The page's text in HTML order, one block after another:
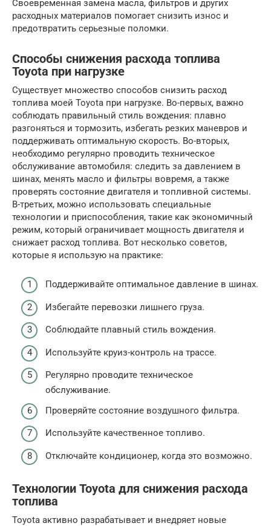
Своевременная замена масла, фильтров и других
расходных материалов помогает снизить износ и
предотвратить серьезные поломки.
Способы снижения расхода топлива
Toyota при нагрузке
Существует множество способов снизить расход
топлива моей Toyota при нагрузке. Во-первых, важно
соблюдать правильный стиль вождения: плавно
разгоняться и тормозить, избегать резких маневров и
поддерживать оптимальную скорость. Во-вторых,
необходимо регулярно проводить техническое
обслуживание автомобиля: следить за давлением в
шинах, менять масло и фильтры вовремя, а также
проверять состояние двигателя и топливной системы.
В-третьих, можно использовать специальные
технологии и приспособления, такие как экономичный
режим, который ограничивает мощность двигателя и
снижает расход топлива. Вот несколько советов,
которые я использую на практике:
Поддерживайте оптимальное давление в шинах.
Избегайте перевозки лишнего груза.
Соблюдайте плавный стиль вождения.
Используйте круиз-контроль на трассе.
Регулярно проводите техническое
обслуживание.
Проверяйте состояние воздушного фильтра.
Используйте качественное топливо.
Отключайте кондиционер, когда это возможно.
Технологии Toyota для снижения расхода
топлива
Toyota активно разрабатывает и внедряет новые